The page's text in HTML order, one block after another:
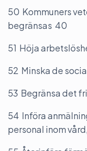
50 Kommuners
begränsas 40
51 Höja
52 Minska de
53 Begränsa det
54 Införa
personal inom